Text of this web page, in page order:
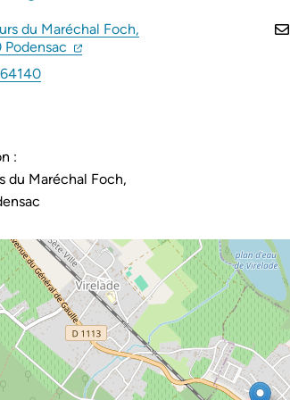
du Maréchal Foch,
Podensac (ouverture dans un nouvel onglet)
(ouverture dans un nouvel onglet)
:
du Maréchal Foch,